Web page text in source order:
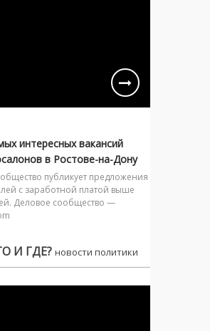
интересных вакансий
в Ростове-на-Дону
публикует предложения
с заработной платой выше
Деловое сообщество —
И ГДЕ? новости политики